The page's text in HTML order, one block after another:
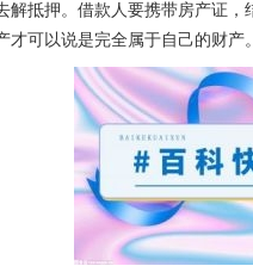
解抵押。借款人要携带房产证
可以说是完全属于自己的财产。